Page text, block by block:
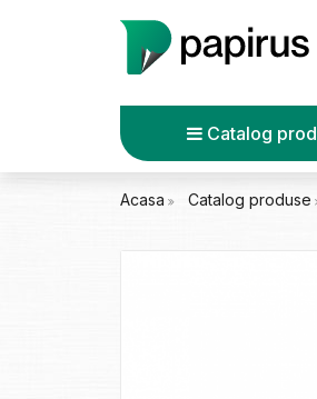
Catalog
Acasa Catalog produse